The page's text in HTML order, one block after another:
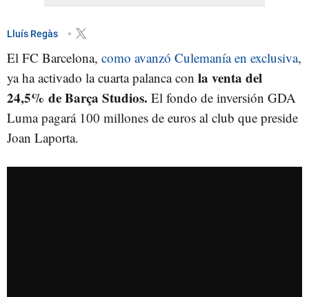
Lluís Regàs
El FC Barcelona, como avanzó Culemanía en exclusiva,
ya ha activado la cuarta palanca con la venta del
24,5% de Barça Studios. El fondo de inversión GDA
Luma pagará 100 millones de euros al club que preside
Joan Laporta.